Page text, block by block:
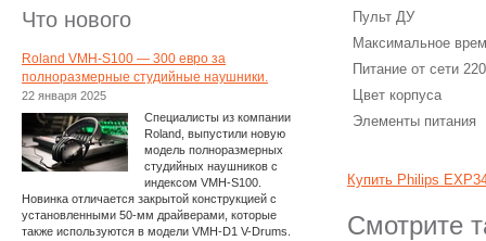
Пульт ДУ
Максимальное
Питание от сети
Цвет корпуса
Элементы питания
Купить Philips
Смотрите
Что нового
Roland VMH-S100 — 300 евро за
полноразмерные студийные наушники.
22 января 2025
Специалисты из компании
Roland, выпустили новую
модель полноразмерных
студийных наушников с
индексом VMH-S100.
Новинка отличается закрытой конструкцией с
установленными 50-мм драйверами, которые
также используются в модели VMH-D1 V-Drums.